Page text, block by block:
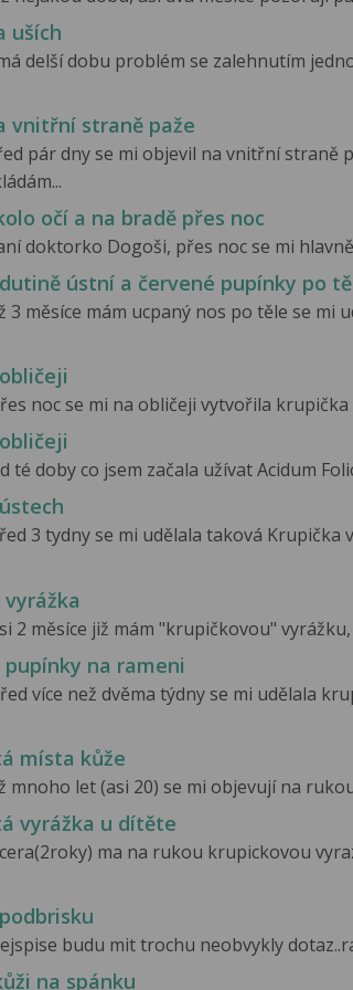
uších
delší dobu problém se zalehnutím
vnitřní straně paže
pár dny se mi objevil na vnitřní straně
očí a na bradě přes noc
doktorko Dogoši, přes noc se mi
ústní a červené pupínky po
3 měsíce mám ucpaný nos po těle se mi
noc se mi na obličeji vytvořila krupička
té doby co jsem začala užívat Acidum
3 tydny se mi udělala taková Krupička
2 měsíce již mám "krupičkovou"
pupínky na rameni
více než dvěma týdny se mi udělala
místa kůže
mnoho let (asi 20) se mi objevují na
vyrážka u dítěte
ma na rukou krupickovou
budu mit trochu neobvykly
na spánku